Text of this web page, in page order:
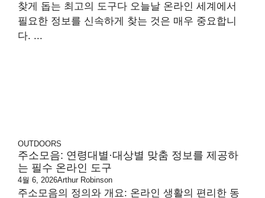
찾게 돕는 최고의 도구다 오늘날 온라인 세계에서
필요한 정보를 신속하게 찾는 것은 매우 중요합니
다. ...
OUTDOORS
주소모음: 연령대별·대상별 맞춤 정보를 제공하
는 필수 온라인 도구
4월 6, 2026Arthur Robinson
주소모음의 정의와 개요: 온라인 생활의 편리한 동